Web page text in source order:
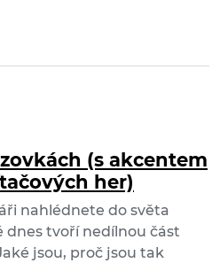
(s akcentem
her)
nahlédnete do světa
dnes tvoří nedílnou část
jsou, proč jsou tak